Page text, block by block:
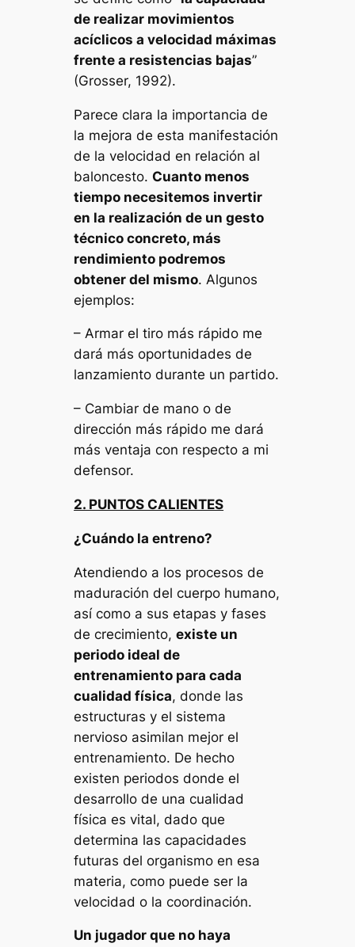
de realizar movimientos
acíclicos a velocidad máximas
frente a resistencias bajas”
(Grosser, 1992).
Parece clara la importancia de
la mejora de esta manifestación
de la velocidad en relación al
baloncesto.Cuanto menos
tiempo necesitemos invertir
en la realización de un gesto
técnico concreto, más
rendimiento podremos
obtener del mismo. Algunos
ejemplos:
– Armar el tiro más rápido me
dará más oportunidades de
lanzamiento durante un partido.
– Cambiar de mano o de
dirección más rápido me dará
más ventaja con respecto a mi
defensor.
2. PUNTOS CALIENTES
¿Cuándo la entreno?
Atendiendo a los procesos de
maduración del cuerpo humano,
así como a sus etapas y fases
de crecimiento,existe un
periodo ideal de
entrenamiento para cada
cualidad física, donde las
estructuras y el sistema
nervioso asimilan mejor el
entrenamiento. De hecho
existen periodos donde el
desarrollo de una cualidad
física es vital, dado que
determina las capacidades
futuras del organismo en esa
materia, como puede ser la
velocidad o la coordinación.
Un jugador que no haya